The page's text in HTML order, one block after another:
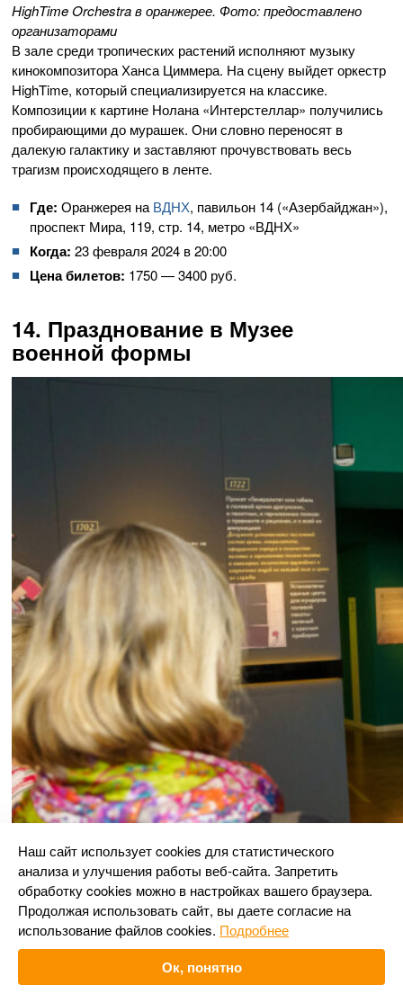
HighTime Orchestra в оранжерее. Фото: предоставлено
организаторами
В зале среди тропических растений исполняют музыку
кинокомпозитора Ханса Циммера. На сцену выйдет оркестр
HighTime, который специализируется на классике.
Композиции к картине Нолана «Интерстеллар» получились
пробирающими до мурашек. Они словно переносят в
далекую галактику и заставляют прочувствовать весь
трагизм происходящего в ленте.
Где: Оранжерея на ВДНХ, павильон 14 («Азербайджан»),
проспект Мира, 119, стр. 14, метро «ВДНХ»
Когда: 23 февраля 2024 в 20:00
Цена билетов: 1750 — 3400 руб.
14. Празднование в Музее
военной формы
Музей военной формы. Фото: предоставлено
организаторами
Наш сайт использует cookies для статистического
анализа и улучшения работы веб-сайта. Запретить
обработку cookies можно в настройках вашего браузера.
Продолжая использовать сайт, вы даете согласие на
использование файлов cookies. Подробнее
Ок, понятно